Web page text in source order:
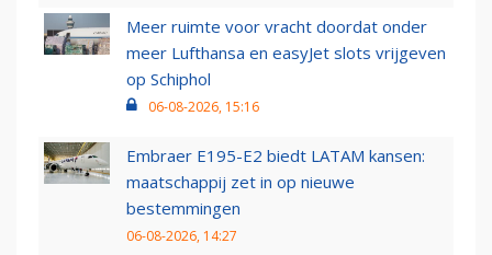
Meer ruimte voor vracht doordat onder
meer Lufthansa en easyJet slots vrijgeven
op Schiphol
06-08-2026, 15:16
Embraer E195-E2 biedt LATAM kansen:
maatschappij zet in op nieuwe
bestemmingen
06-08-2026, 14:27